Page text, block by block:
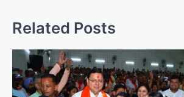
Related Posts